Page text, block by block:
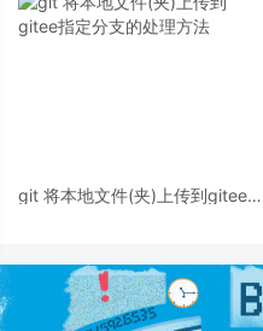
git 将本地文件(夹)上传到gitee指